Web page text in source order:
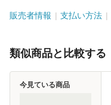
販売者情報 支払い方法
類似商品と比較する
今見ている商品